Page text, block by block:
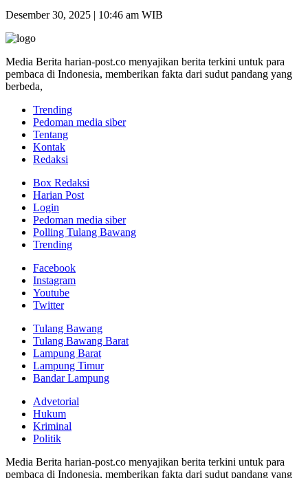
Desember 30, 2025 | 10:46 am WIB
Media Berita harian-post.co menyajikan berita terkini untuk para
pembaca di Indonesia, memberikan fakta dari sudut pandang yang
berbeda,
Trending
Pedoman media siber
Tentang
Kontak
Redaksi
Box Redaksi
Harian Post
Login
Pedoman media siber
Polling Tulang Bawang
Trending
Facebook
Instagram
Youtube
Twitter
Tulang Bawang
Tulang Bawang Barat
Lampung Barat
Lampung Timur
Bandar Lampung
Advetorial
Hukum
Kriminal
Politik
Media Berita harian-post.co menyajikan berita terkini untuk para
pembaca di Indonesia, memberikan fakta dari sudut pandang yang